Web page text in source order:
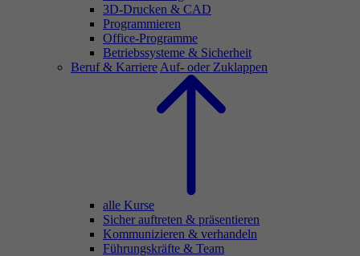
3D-Drucken & CAD
Programmieren
Office-Programme
Betriebssysteme & Sicherheit
Beruf & Karriere Auf- oder Zuklappen
alle Kurse
Sicher auftreten & präsentieren
Kommunizieren & verhandeln
Führungskräfte & Team